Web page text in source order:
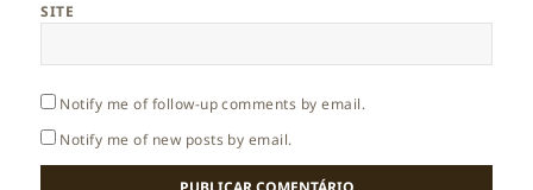
SITE
Notify me of follow-up comments by email.
Notify me of new posts by email.